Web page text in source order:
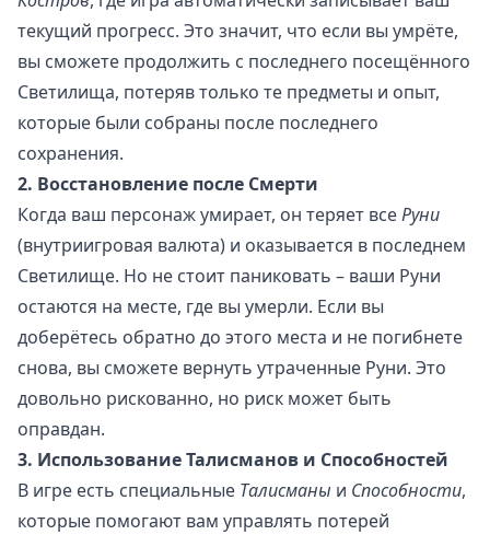
текущий прогресс. Это значит, что если вы умрёте,
вы сможете продолжить с последнего посещённого
Светилища, потеряв только те предметы и опыт,
которые были собраны после последнего
сохранения.
2. Восстановление после Смерти
Когда ваш персонаж умирает, он теряет всеРуни
(внутриигровая валюта) и оказывается в последнем
Светилище. Но не стоит паниковать – ваши Руни
остаются на месте, где вы умерли. Если вы
доберётесь обратно до этого места и не погибнете
снова, вы сможете вернуть утраченные Руни. Это
довольно рискованно, но риск может быть
оправдан.
3. Использование Талисманов и Способностей
В игре есть специальные Талисманы и Способности,
которые помогают вам управлять потерей